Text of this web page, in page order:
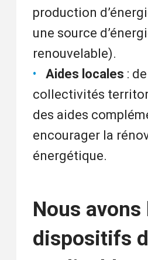
production
une source
renouvelable).
Aides locales :
collectivités
des aides
encourager la
énergétique.
Nous
dispositifs